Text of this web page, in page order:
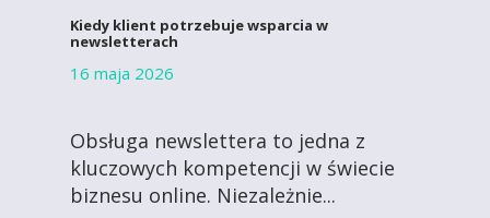
Kiedy klient potrzebuje wsparcia w
newsletterach
16 maja 2026
Obsługa newslettera to jedna z
kluczowych kompetencji w świecie
biznesu online. Niezależnie...